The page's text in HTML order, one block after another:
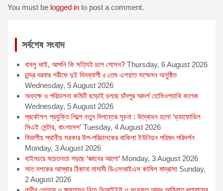
o
g
p
r
You must be logged in to post a comment.
সর্বশেষ সংবাদ
বাবলু ভাই, আপনি কি সত্যিই চলে গেলেন? Thursday, 6 August 2026
চান্দ্র দরবার শরীফে দুই দিনব্যাপী ৫২তম এশয়াত সম্মেলন অনুষ্ঠিত
Wednesday, 5 August 2026
অধ্যক্ষ ও পরিচালনা কমিটি ছাড়াই চলছে চাঁদপুর আদর্শ হোমিওপ্যাথি কলেজ
Wednesday, 5 August 2026
প্রকৌশল প্রযুক্তি শিল্পে নতুন দিগন্তের সূচনা : উদ্বোধন হলো ‘ড্যাফোডিল
সিএই সেন্টার, বাংলাদেশ’ Tuesday, 4 August 2026
বিভাগীয় স্থানীয় সরকার উপ-পরিচালকের বাকিলা ইউনিয়ন পরিষদ পরিদর্শন
Monday, 3 August 2026
হাইমচরে সচেতনতা গড়ছে ‘জ্ঞানের আলো’ Monday, 3 August 2026
সাত দশকের আস্থার ঠিকানা দাসাদী ডিএসআইএস কামিল মাদ্রাসা Sunday,
2 August 2026